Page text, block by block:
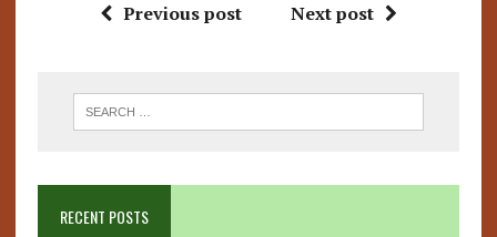
Previous post Next post
RECENT POSTS